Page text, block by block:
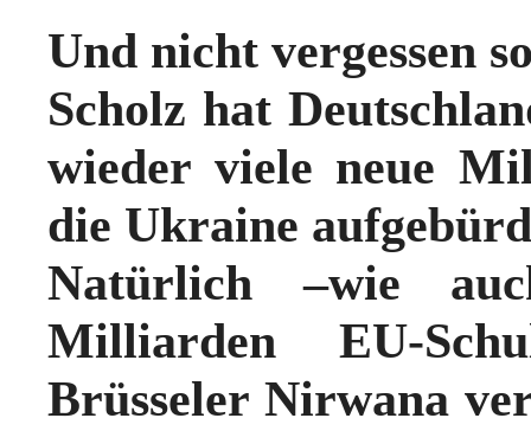
Und nicht vergessen
Scholz hat
wieder viele neue
die Ukraine
Natürlich –wie
Milliarden EU-
Brüsseler Nirwana